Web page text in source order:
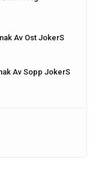
Av Ost JokerS
Av Sopp JokerS